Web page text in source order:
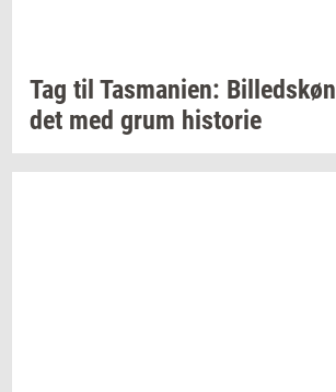
Tag til Tas­ma­ni­en: Bil­leds­køn
det med grum hi­sto­rie